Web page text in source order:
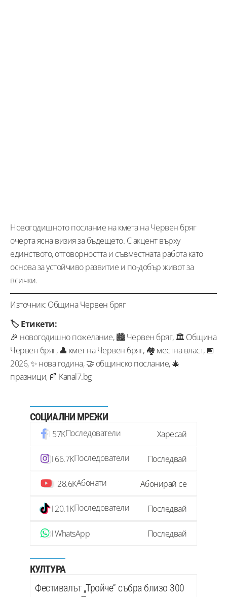
Новогодишното послание на кмета на Червен бряг
очерта ясна визия за бъдещето. С акцент върху
единството, отговорността и съвместната работа като
основа за устойчиво развитие и по-добър живот за
всички.
Източник: Община Червен бряг
🏷️ Етикети:
🎉 новогодишно пожелание, 🏙️ Червен бряг, 🏛️ Община
Червен бряг, 👤 кмет на Червен бряг, 🏘️ местна власт, 📅
2026, ✨ нова година, 🤝 общинско послание, 🎄
празници, 📰 Kanal7.bg
СОЦИАЛНИ МРЕЖИ
57KПоследователи Харесай
66.7KПоследователи Последвай
28.6KАбонати Абонирай се
20.1KПоследователи Последвай
WhatsApp Последвай
КУЛТУРА
Фестивалът „Тройче“ събра близо 300